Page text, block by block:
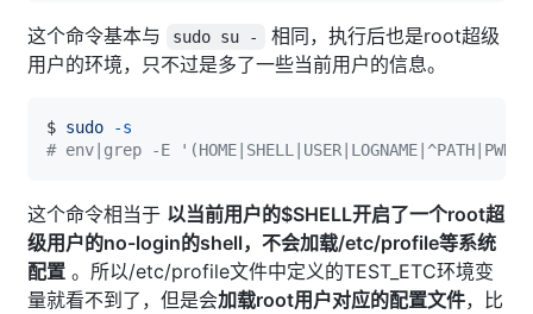
这个命令基本与 sudo su -
相同，执行后也是root超级
用户的环境，只不过是多了一些当前用户的信息。
$ sudo
-s
# env|grep -E
这个命令相当于 以当前用户的$SHELL开启了一个root超
级用户的no-login的shell，不会加载/etc/profile等系统
配置 。所以/etc/profile文件中定义的TEST_ETC环境变
量就看不到了，但是会加载root用户对应的配置文件，比